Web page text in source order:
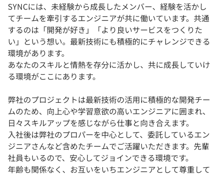
SYNCには、未経験から成長したメンバー、経験を活かし
てチームを牽引するエンジニアが共に働いています。共通
するのは「開発が好き」「より良いサービスをつくりた
い」という想い。最新技術にも積極的にチャレンジできる
環境があります。
あなたのスキルと情熱を存分に活かし、共に成長していけ
る環境がここにあります。
弊社のプロジェクトは最新技術の活用に積極的な開発チー
ムのため、向上心や学習意欲の高いエンジニアに囲まれ、
日々スキルアップを感じながら仕事と向き合えます。
入社後は弊社のプロパーを中心として、委託しているエン
ジニアさんなど含めたチームでご活躍いただきます。先輩
社員もいるので、安心してジョインできる環境です。
年齢も関係なく、お互いをいちエンジニアとして尊重して